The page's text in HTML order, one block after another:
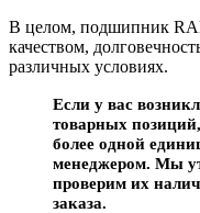
В целом, подшипник
качеством,
различных условиях.
Если у вас
товарных
более одной
менеджером. Мы
проверим их
заказа.